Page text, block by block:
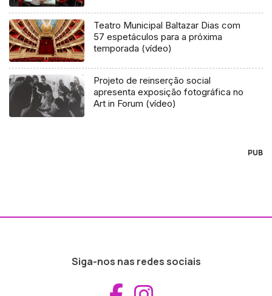
Teatro Municipal Baltazar Dias com
57 espetáculos para a próxima
temporada (vídeo)
Projeto de reinserção social
apresenta exposição fotográfica no
Art in Forum (vídeo)
PUB
Siga-nos nas redes sociais